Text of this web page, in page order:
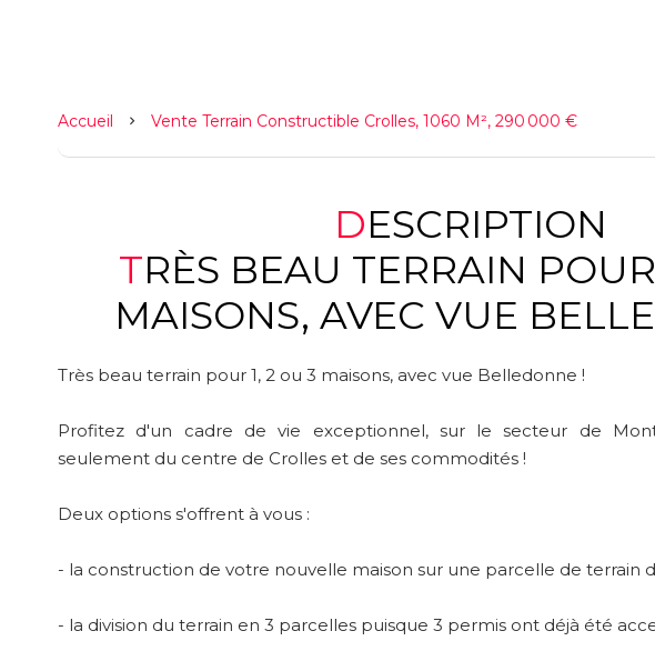
Accueil Vente Terrain Constructible Crolles, 1060 M², 290 000 €
DESCRIPTION
TRÈS BEAU TERRAIN POUR 1, 2 OU 3
MAISONS, AVEC VUE
Très beau terrain pour 1, 2 ou 3 maisons, avec vue Belledonne !
Profitez d'un cadre de vie exceptionnel, sur le secteur de
seulement du centre de Crolles et de ses commodités !
Deux options s'offrent à vous :
- la construction de votre nouvelle maison sur une parcelle de terrain
- la division du terrain en 3 parcelles puisque 3 permis ont déjà été